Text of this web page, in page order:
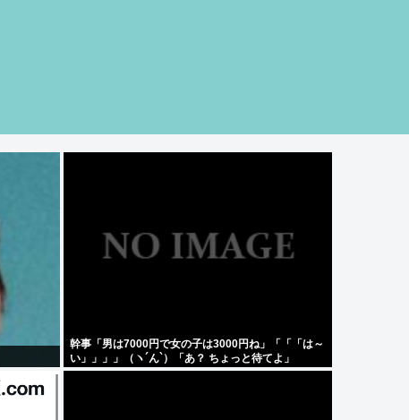
幹事「男は7000円で女の子は3000円ね」「「「は～
い」」」」（ヽ´ん`）「あ？ ちょっと待てよ」